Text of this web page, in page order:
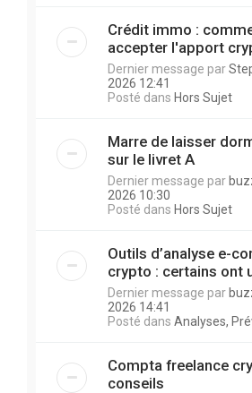
Crédit immo :
accepter l'apport
Dernier message par
2026 12:41
Posté dans Hors Sujet
Marre de laisser
sur le livret A
Dernier message par
2026 10:30
Posté dans Hors Sujet
Outils d’analyse e-
crypto : certains ont
Dernier message par
2026 14:41
Posté dans Analyses,
Compta freelance
conseils